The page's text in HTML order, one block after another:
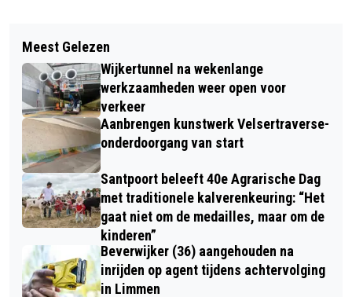
KERSTCONCERT SONGS FOR YOU
ZATERDAG IN ST AGATHAKERK
AUTOMOBILIST TE WATER IN
BEVERWIJK; DOOR HULPDIENSTEN
AAN WAL GEHAALD
Meest Gelezen
Wijkertunnel na wekenlange
werkzaamheden weer open voor
verkeer
Aanbrengen kunstwerk Velsertraverse-
onderdoorgang van start
Santpoort beleeft 40e Agrarische Dag
met traditionele kalverenkeuring: “Het
gaat niet om de medailles, maar om de
kinderen”
Beverwijker (36) aangehouden na
inrijden op agent tijdens achtervolging
in Limmen